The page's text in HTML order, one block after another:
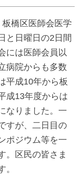
橋区医師会医学
と日曜日の2日間
には医師会員以
病院からも多数
平成10年から板
成13年度からは
なりました。一
すが、二日目の
ポジウム等を一
。区民の皆さま
。